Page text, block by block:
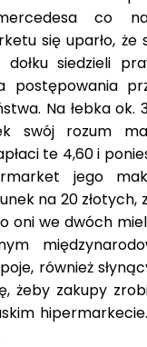
co
się uparło, że
siedzieli
postępowania
Na łebka ok.
swój rozum
te 4,60 i
jego
na 20 złotych,
oni we dwóch
również
żeby zakupy